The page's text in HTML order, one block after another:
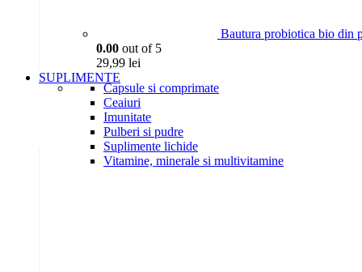
Bautura probiotica bio din
0.00 out of 5
29,99 lei
SUPLIMENTE
Capsule si comprimate
Ceaiuri
Imunitate
Pulberi si pudre
Suplimente lichide
Vitamine, minerale si multivitamine